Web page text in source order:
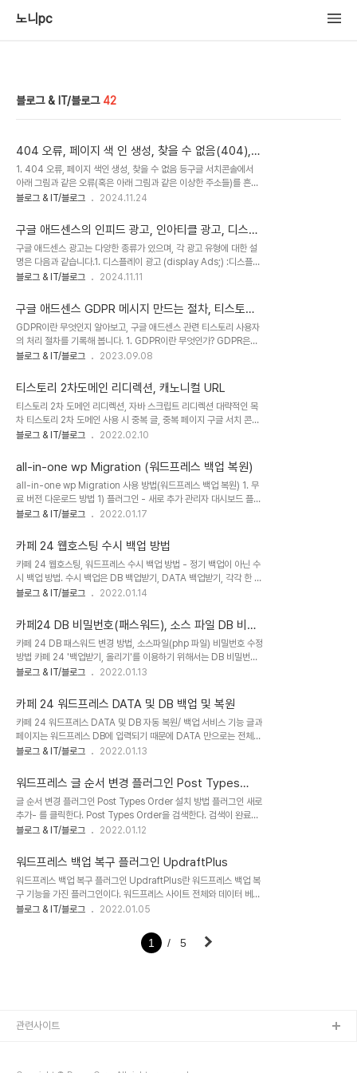
노니pc
블로그 & IT/블로그 42
404 오류, 페이지 색 인 생성, 찾을 수 없음(404),
4xx 문제로 인해 차단됨
1. 404 오류, 페이지 색인 생성, 찾을 수 없음 등구글 서치콘솔에서
아래 그림과 같은 오류(혹은 아래 그림과 같은 이상한 주소들)를 흔히
접할 수 있습니다(1) 404 오류의 원인스팸봇의 무작위 URL 요청, 악
요청은 실제로 존재하지 않는 페이지를 대상으로 하기 때문에 404
오류로 기록.외부 잘못된 링크외부 사이트나 자동화된 도구에서 잘못
된 링크가 생성되어 구글 크롤러가 이를 탐지했을 수 있음.이런 경우,
구글은 요청한 URL이 실제로 존재하지 않는다는 것을 알게 되고
404 상태로 기록.사이트맵 문제만약 잘못된 사이트맵이 제출되었다
경우에는 다시 사이트 맵을 ..
블로그 & IT/블로그 2024.11.24
구글 애드센스의 인피드 광고, 인아티클 광고, 디스플
레이 광고, 멀티플렉스 광고의 차이, 피드(feed)의 뜻
구글 애드센스 광고는 다양한 종류가 있으며, 각 광고 유형에 대한 설
명은 다음과 같습니다.1. 디스플레이 광고 (display Ads;) :디스플레
이(display)란 :디스플레이란 "보여주다" 또는 "전시하다"라는 뜻입
미지, 텍스트, 동영상 등을 통해 시각적으로 배치하는 광고입니다.배치
장소는 웹페이지의 여백이나 사이드바, 배너와 같은 고정된 위치에 게
시하며 이미지, 비디오 또는 애니메이션 형태로 게시합니다.구글 애드
센스의 디스플레이 광고구글 애드센스 디스플레이 광고는 다음과 같
이 표시되며 형태는 사각형, 수평형, 수직형의 형태 가운데 선택할 수
트의 페이지 레이아웃..
블로그 & IT/블로그 2024.11.11
구글 애드센스 GDPR 메시지 만드는 절차, 티스토리
사용자 GDPR 메시지 만드는 방법
GDPR이란 무엇인지 알아보고, 구글 애드센스 관련 티스토리 사용자
의 처리 절차를 기록해 봅니다. 1. GDPR이란 무엇인가? GDPR은
"General Data Protection Regulation"의 준말입니다. GDPR
인정보 보호와 관련된 규정을 표준화하고 강화하기 위해 만들어진 법
규체계로, 2018년 5월 25일부터 시행되며, EU 시민의 개인정보 보
호를 강화하고 데이터 처리에 관한 규칙을 제정하는데 목적이 있습니
다. GDPR의 주요 목표는 다음과 같습니다: 1) 개인정보 보호 강화:
GDPR은 개인정보를 수집, 저장, 처리 및 이전하는 조직 및 기업들에
과 기밀..
블로그 & IT/블로그 2023.09.08
티스토리 2차도메인 리디렉션, 캐노니컬 URL
티스토리 2차 도메인 리디렉션, 자바 스크립트 리디렉션 대략적인 목
차 티스토리 2차 도메인 사용 시 중복 글, 중복 페이지 구글 서치 콘솔
색인 생성 오류 canoical URL(캐노니컬 URL) 설정 방법 301 리디
2차 도메인을 함께 쓰면 중복 글과 중복 페이지 문제가 발생한다. 아무
리 조심해도 발생한다. 티스토리 블로그 개설 처음부터 2차 도메인을
적용하여 맨 첫 글부터 글을 적어도 중복 글과 중복 페이지 문제가 발
생한다. 구글 서치 콘솔의 색인 생성 범위를 들어가 보면 흔히 가끔 문
제가 발생되어 있다. url 검사를 하면 다음처럼 나온다. URL이
도 소용없다..
블로그 & IT/블로그 2022.02.10
all-in-one wp Migration (워드프레스 백업 복원)
all-in-one wp Migration 사용 방법(워드프레스 백업 복원) 1. 무
료 버전 다운로드 방법 1) 플러그인 - 새로 추가 관리자 대시보드 플러
그인 - 새로 추가 2) 검색 및 설치 검색 - all-in-one wp
장 버전, 프리미엄 버전) all-in-one wp Migration은 내보내기, 들
여오기, 백업의 기능이 있다. 무료의 경우 들여오기 파일의 크기 제한
이 있다. 이것은 php 파일을 수정해서 조절하는 방법이 있긴 하지만
그것은 일종의 편법이다.(그 방법에 대해서는 다음에 따로 글 작성) 위
의 제한 없애기를 누르면 다음과 같은 화면이 나온다. 위의 '시작하다'
블로그 & IT/블로그 2022.01.17
카페 24 웹호스팅 수시 백업 방법
카페 24 웹호스팅, 워드프레스 수시 백업 방법 - 정기 백업이 아닌 수
시 백업 방법. 수시 백업은 DB 백업받기, DATA 백업받기, 각각 한 차
례씩 모두 진행해야 한다. 1. 정기백업이 아닌 수시 백업(필요시 백업)
원/백업" 2. 백업 진행 절차 ① DB 백업받기, ② DARTA 백업받기,
2번을 해야 한다. 즉 각각 한 차례씩 진행해야 한다. 3. DB 및 DATA
백업 구분 DB 백업 DATA 백업 DB MariaDB 10.x 백업파일 경로
/home/hosting_users/복원대상ID/ Databackup 폴더에 업로
드되며 파일의 형식은 .tar.gz(1개) FTP 디렉토리 루트에 생성. FTP
블로그 & IT/블로그 2022.01.14
카페24 DB 비밀번호(패스워드), 소스 파일 DB 비밀
번호 변경 방법
카페 24 DB 패스워드 변경 방법, 소스파일(php 파일) 비밀번호 수정
방법 카페 24 '백업받기, 올리기'를 이용하기 위해서는 DB 비밀번호
로 접속하여야 한다. DB 비밀번호가 기억나지 않으면 다시 설정해야
야 한다. 소스파일을 수정하지 않으면 홈페이지 접속 시 오류가 발생한
다. 그러나 처음 사용자가 소스파일을 찾아 거기에 적힌 DB 비밀번호
를 수정하기란 좀 어렵다. DB 비밀번호 변경 시 홈페이지 소스파일 비
밀번호도 반드시 함께 변경해야 함 소스파일의 비밀번호 변경 방법 1.
파일질라로 접속 파일 질라 접속 방법: FTP 파일질라 다운로드 및 사
(FileZil..
블로그 & IT/블로그 2022.01.13
카페 24 워드프레스 DATA 및 DB 백업 및 복원
카페 24 워드프레스 DATA 및 DB 자동 복원/ 백업 서비스 기능 글과
페이지는 워드프레스 DB에 입력되기 때문에 DATA 만으로는 전체
복구가 진행되지 않는다. (글의 끝 부분: 주의사항 참고) 복원 및 백업
5시에 자료를 백업하는데, 7일간 보관된다. 사용자가 데이터를 유실
하는 등 필요할 경우 그 자료를 이용해서 복원할 수 있는 기능이다. 1
일 전 ~ 7일 전 중 원하는 날짜로 복원이 가능하다. 복원 방법 - 매니
지드 워드프레스 호스팅의 경우 1) 나의 서비스 관리 'DATA&DB 복
원/백업' 선택 2) 일일 정기 백업분 선택 시 DATA 또는 DB 선택 복
블로그 & IT/블로그 2022.01.13
워드프레스 글 순서 변경 플러그인 Post Types
Order
글 순서 변경 플러그인 Post Types Order 설치 방법 플러그인 새로
추가- 를 클릭한다. Post Types Order을 검색한다. 검색이 완료되
면 지금 설치 설치가 완료되면 활성화한다. 활성화가 완료되고 나면 왼
성되는 것을 확인할 수 있다. 글 순서 변경에 대한 권한 설정 편집자 혹
은 관리자로 지정한다. 글 순서 조정 방법 왼쪽 메뉴에서 글을 클릭하
면 Re-Order이라는 하부 메뉴가 생성된 것을 확인할 수 있다. 글 순
서를 조정하는 방법은 글 목록(제목)을 마우스로 드래그해서 아래 혹
은 위로 옮기면 된다. 드래그하여 옮긴 후 '업데이트'를 눌러주면 된다.
블로그 & IT/블로그 2022.01.12
워드프레스 백업 복구 플러그인 UpdraftPlus
워드프레스 백업 복구 플러그인 UpdraftPlus란 워드프레스 백업 복
구 기능을 가진 플러그인이다. 워드프레스 사이트 전체와 데이터 베이
스, 플러그인 등을 백업하고 다시 복원할 수 있다. 장점이라면 자신의
점이다. 구글 드라이버나 이메일 등 다양한 공간으로 백업할 수 있다.
1. UpdraftPlus 플러그인 설치 방법 1) UpdraftPlus 검색 플러그
블로그 & IT/블로그 2022.01.05
1 5
관련사이트